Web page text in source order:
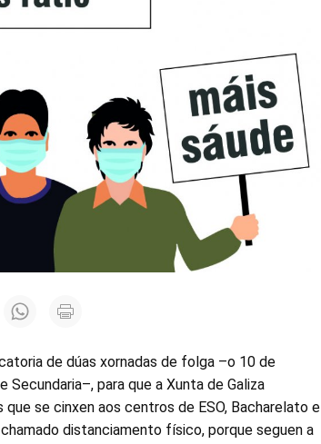
de dúas xornadas de folga –o 10 de
para que a Xunta de Galiza
se cinxen aos centros de ESO, Bacharelato e
distanciamento físico, porque seguen a